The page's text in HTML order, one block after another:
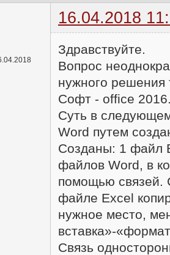
16.04.2018
Здравствуйте.
Вопрос
нужного решения
Софт - office
Суть в
Word путем
Созданы: 1 файл
файлов Word, в
помощью связей.
файле Excel
нужное место,
вставка»-
Связь